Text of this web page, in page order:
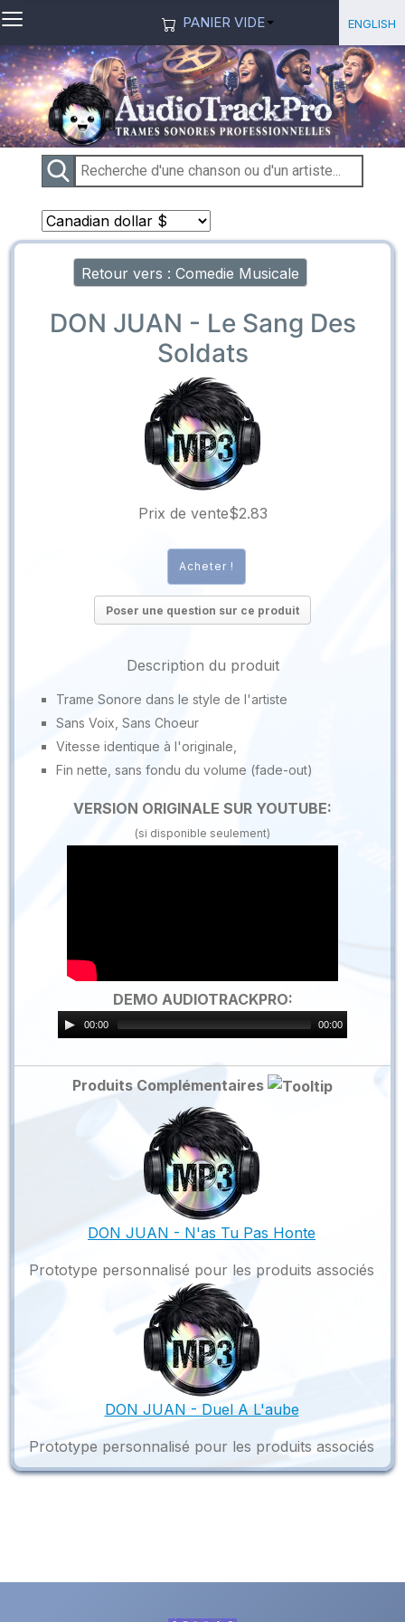
≡ PANIER VIDE English
Retour vers : Comedie Musicale
DON JUAN - Le Sang Des
Soldats
Prix ​​de vente$2.83
Poser une question sur ce produit
Description du produit
Trame Sonore dans le style de l'artiste
Sans Voix, Sans Choeur
Vitesse identique à l'originale,
Fin nette, sans fondu du volume (fade-out)
VERSION ORIGINALE SUR YOUTUBE:
(si disponible seulement)
DEMO AUDIOTRACKPRO:
00:00 00:00
Produits Complémentaires
DON JUAN - N'as Tu Pas Honte
Prototype personnalisé pour les produits associés
DON JUAN - Duel A L'aube
Prototype personnalisé pour les produits associés